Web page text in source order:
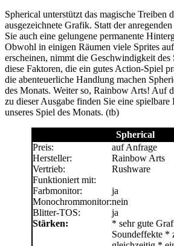
Spherical unterstützt das magische Treiben
ausgezeichnete Grafik. Statt der
Sie auch eine gelungene permanente
Obwohl in einigen Räumen viele Sprites
erscheinen, nimmt die Geschwindigkeit
diese Faktoren, die ein gutes Action-Spiel
die abenteuerliche Handlung machen
des Monats. Weiter so, Rainbow Arts! Auf
zu dieser Ausgabe finden Sie eine spielbare
unseres Spiel des Monats. (tb)
Spherical
Preis:
auf Anfrage
Hersteller:
Rainbow Arts
Vertrieb:
Rushware
Funktioniert mit:
Farbmonitor:
ja
Monochrommonitor:nein
Blitter-TOS:
ja
Stärken:
* sehr gute
Soundeffekte *